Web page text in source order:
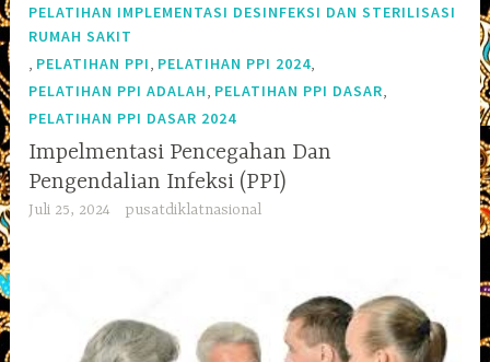
PELATIHAN IMPLEMENTASI DESINFEKSI DAN STERILISASI
RUMAH SAKIT
PELATIHAN PPI PELATIHAN PPI 2024
PELATIHAN PPI ADALAH PELATIHAN PPI DASAR
PELATIHAN PPI DASAR 2024
Impelmentasi Pencegahan Dan
Pengendalian Infeksi (PPI)
Juli 25, 2024 pusatdiklatnasional